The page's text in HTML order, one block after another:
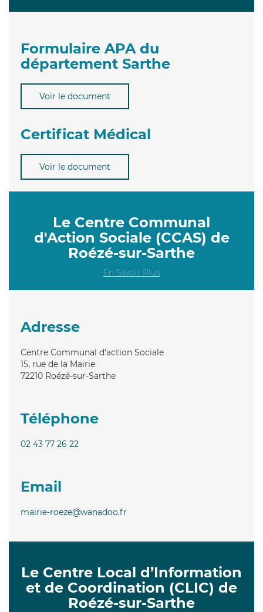
Formulaire APA du
département Sarthe
Voir le document
Certificat Médical
Voir le document
Le Centre Communal
d'Action Sociale (CCAS) de
Roézé-sur-Sarthe
En Savoir Plus
Adresse
Centre Communal d'action Sociale
15, rue de la Mairie
72210 Roézé-sur-Sarthe
Téléphone
02 43 77 26 22
Email
mairie-roeze@wanadoo.fr
Le Centre Local d’Information
et de Coordination (CLIC) de
Roézé-sur-Sarthe